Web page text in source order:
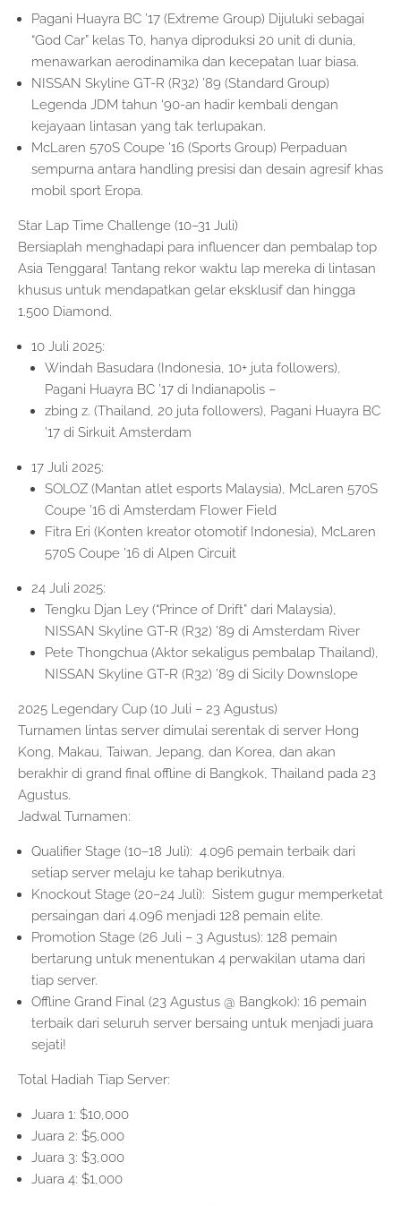
Pagani Huayra BC ’17 (Extreme Group) Dijuluki sebagai
“God Car” kelas T0, hanya diproduksi 20 unit di dunia,
menawarkan aerodinamika dan kecepatan luar biasa.
NISSAN Skyline GT-R (R32) ’89 (Standard Group)
Legenda JDM tahun ‘90-an hadir kembali dengan
kejayaan lintasan yang tak terlupakan.
McLaren 570S Coupe ’16 (Sports Group) Perpaduan
sempurna antara handling presisi dan desain agresif khas
mobil sport Eropa.
Star Lap Time Challenge (10–31 Juli)
Bersiaplah menghadapi para influencer dan pembalap top
Asia Tenggara! Tantang rekor waktu lap mereka di lintasan
khusus untuk mendapatkan gelar eksklusif dan hingga
1.500 Diamond.
10 Juli 2025:
Windah Basudara (Indonesia, 10+ juta followers),
Pagani Huayra BC ’17 di Indianapolis –
zbing z. (Thailand, 20 juta followers), Pagani Huayra BC
’17 di Sirkuit Amsterdam
17 Juli 2025:
SOLOZ (Mantan atlet esports Malaysia), McLaren 570S
Coupe ’16 di Amsterdam Flower Field
Fitra Eri (Konten kreator otomotif Indonesia), McLaren
570S Coupe ’16 di Alpen Circuit
24 Juli 2025:
Tengku Djan Ley (“Prince of Drift” dari Malaysia),
NISSAN Skyline GT-R (R32) ’89 di Amsterdam River
Pete Thongchua (Aktor sekaligus pembalap Thailand),
NISSAN Skyline GT-R (R32) ’89 di Sicily Downslope
2025 Legendary Cup (10 Juli – 23 Agustus)
Turnamen lintas server dimulai serentak di server Hong
Kong, Makau, Taiwan, Jepang, dan Korea, dan akan
berakhir di grand final offline di Bangkok, Thailand pada 23
Agustus.
Jadwal Turnamen:
Qualifier Stage (10–18 Juli): 4.096 pemain terbaik dari
setiap server melaju ke tahap berikutnya.
Knockout Stage (20–24 Juli): Sistem gugur memperketat
persaingan dari 4.096 menjadi 128 pemain elite.
Promotion Stage (26 Juli – 3 Agustus): 128 pemain
bertarung untuk menentukan 4 perwakilan utama dari
tiap server.
Offline Grand Final (23 Agustus @ Bangkok): 16 pemain
terbaik dari seluruh server bersaing untuk menjadi juara
sejati!
Total Hadiah Tiap Server:
Juara 1: $10,000
Juara 2: $5,000
Juara 3: $3,000
Juara 4: $1,000